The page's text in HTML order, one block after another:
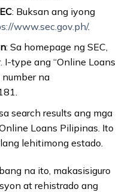
: Buksan ang iyong
www.sec.gov.ph/.
: Sa homepage ng SEC,
I-type ang “Online Loans
na
search results ang mga
Loans Pilipinas. Ito
lehitimong estado.
na ito, makasisiguro
at rehistrado ang